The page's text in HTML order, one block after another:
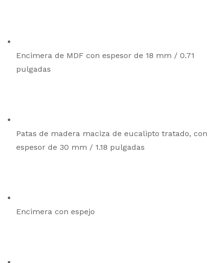
Encimera de MDF con espesor de 18 mm / 0.71
pulgadas
Patas de madera maciza de eucalipto tratado, con
espesor de 30 mm / 1.18 pulgadas
Encimera con espejo